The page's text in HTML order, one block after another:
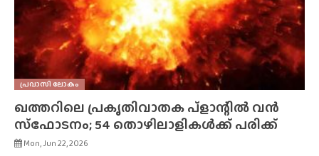
പ്രവാസി ലോകം
ഖത്തറിലെ പ്രകൃതിവാതക പ്ളാന്റിൽ വൻ
സ്‌ഫോടനം; 54 തൊഴിലാളികൾക്ക് പരിക്ക്
Mon, Jun 22, 2026